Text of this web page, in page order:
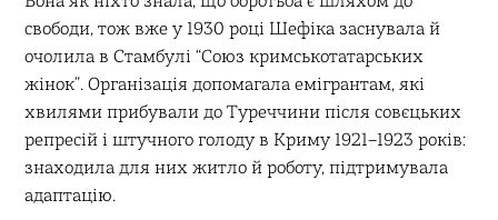
свободи, тож вже у 1930 році Шефіка заснувала й
очолила в Стамбулі “Союз кримськотатарських
жінок”. Організація допомагала емігрантам, які
хвилями прибували до Туреччини після совєцьких
репресій і штучного голоду в Криму 1921–1923 років:
знаходила для них житло й роботу, підтримувала
адаптацію.